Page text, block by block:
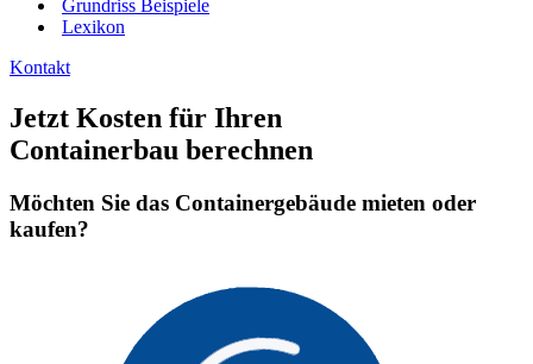
Grundriss Beispiele
Lexikon
Kontakt
Jetzt Kosten für Ihren
Containerbau berechnen
Möchten Sie das Container­gebäude mieten oder
kaufen?